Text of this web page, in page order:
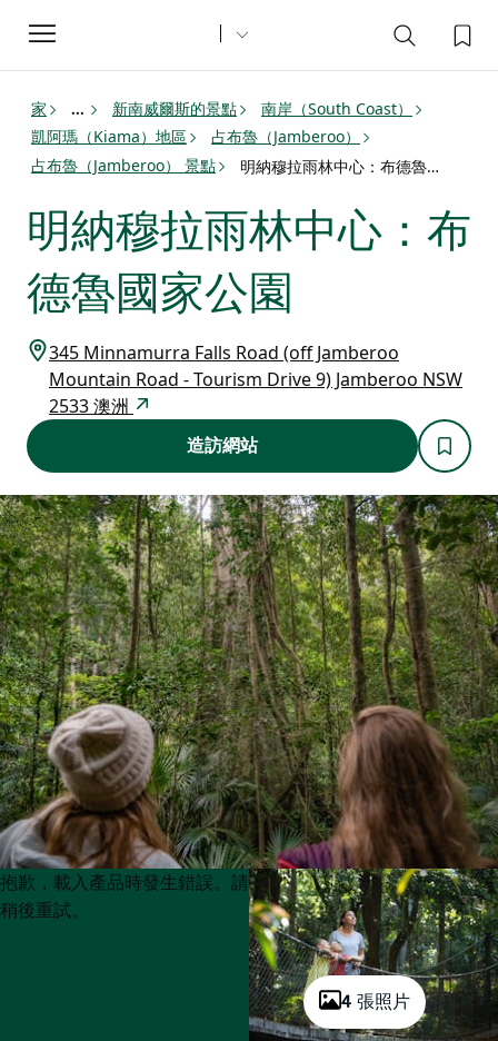
Toggle
navigation
家 ... 新南威爾斯的景點
南岸（South Coast）
凱阿瑪（Kiama）地區
占布魯（Jamberoo）
占布魯（Jamberoo） 景點
明納穆拉雨林中心：布德魯國家公園
明納穆拉雨林中心：布
德魯國家公園
345 Minnamurra Falls Road (off Jamberoo
Mountain Road - Tourism Drive 9) Jamberoo NSW
2533 澳洲
造訪網站
4 張照片
Product
List
Product
List
抱歉，載入產品時發生錯誤。請
稍後重試。